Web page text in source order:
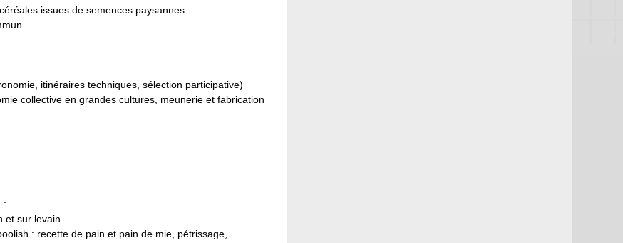
issues de semences paysannes
itinéraires techniques, sélection participative)
collective en grandes cultures, meunerie et fabrication
:
et sur levain
: recette de pain et pain de mie, pétrissage,